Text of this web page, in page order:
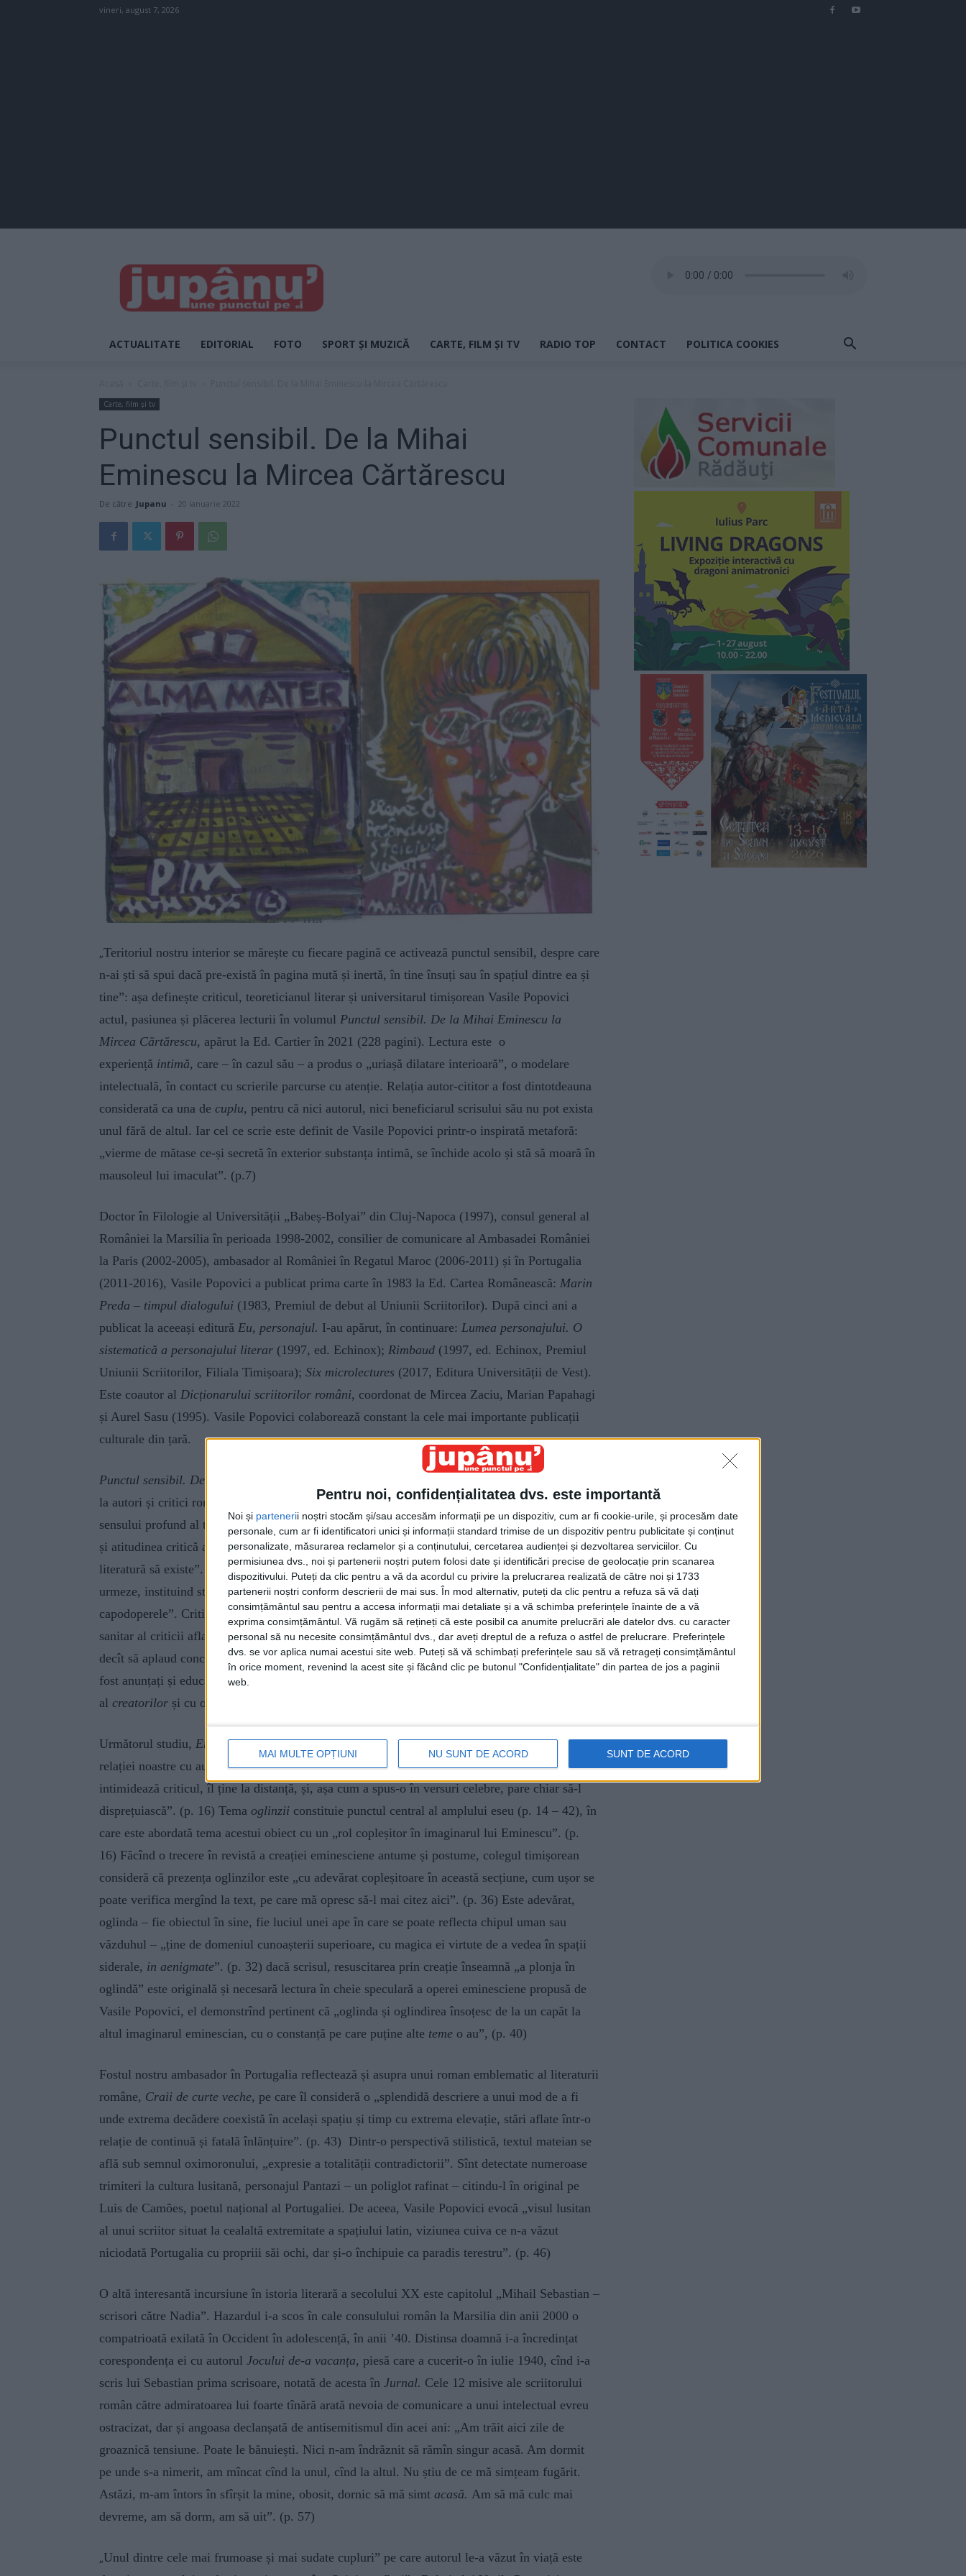
Pentru noi, confidențialitatea dvs. este importantă
Noi și partenerii noștri stocăm și/sau accesăm informații pe un dispozitiv, cum ar fi cookie-urile, și procesăm date
personale, cum ar fi identificatori unici și informații standard trimise de un dispozitiv pentru publicitate și conținut
personalizate, măsurarea reclamelor și a conținutului, cercetarea audienței și dezvoltarea serviciilor. Cu
permisiunea dvs., noi și partenerii noștri putem folosi date și identificări precise de geolocație prin scanarea
dispozitivului. Puteți da clic pentru a vă da acordul cu privire la prelucrarea realizată de către noi și 1733
partenerii noștri conform descrierii de mai sus. În mod alternativ, puteți da clic pentru a refuza să vă dați
consimțământul sau pentru a accesa informații mai detaliate și a vă schimba preferințele înainte de a vă
exprima consimțământul. Vă rugăm să rețineți că este posibil ca anumite prelucrări ale datelor dvs. cu caracter
personal să nu necesite consimțământul dvs., dar aveți dreptul de a refuza o astfel de prelucrare. Preferințele
dvs. se vor aplica numai acestui site web. Puteți să vă schimbați preferințele sau să vă retrageți consimțământul
în orice moment, revenind la acest site și făcând clic pe butonul "Confidențialitate" din partea de jos a paginii
web.
MAI MULTE OPȚIUNI NU SUNT DE ACORD SUNT DE ACORD
vineri, august 7, 2026
JUPÂNU'
ACTUALITATE EDITORIAL FOTO SPORT ȘI MUZICĂ CARTE, FILM ȘI TV RADIO TOP CONTACT POLITICA COOKIES
Carte, film și tv
Punctul sensibil. De la Mihai
Eminescu la Mircea Cărtărescu
De către Jupanu - 20 ianuarie 2022
„Teritoriul nostru interior se mărește cu fiecare pagină ce activează punctul sensibil, despre care
n-ai ști să spui dacă pre-există în pagina mută și inertă, în tine însuți sau în spațiul dintre ea și
tine”: așa definește criticul, teoreticianul literar și universitarul timișorean Vasile Popovici
actul, pasiunea și plăcerea lecturii în volumul Punctul sensibil. De la Mihai Eminescu la
Mircea Cărtărescu, apărut la Ed. Cartier în 2021 (228 pagini). Lectura este o
experiență intimă, care – în cazul său – a produs o „uriașă dilatare interioară”, o modelare
intelectuală, în contact cu scrierile parcurse cu atenție. Relația autor-cititor a fost dintotdeauna
considerată ca una de cuplu, pentru că nici autorul, nici beneficiarul scrisului său nu pot exista
unul fără de altul. Iar cel ce scrie este definit de Vasile Popovici printr-o inspirată metaforă:
„vierme de mătase ce-și secretă în exterior substanța intimă, se închide acolo și stă să moară în
mausoleul lui imaculat”. (p.7)
Doctor în Filologie al Universității „Babeș-Bolyai” din Cluj-Napoca (1997), consul general al
României la Marsilia în perioada 1998-2002, consilier de comunicare al Ambasadei României
la Paris (2002-2005), ambasador al României în Regatul Maroc (2006-2011) și în Portugalia
(2011-2016), Vasile Popovici a publicat prima carte în 1983 la Ed. Cartea Românească: Marin
Preda – timpul dialogului (1983, Premiul de debut al Uniunii Scriitorilor). După cinci ani a
publicat la aceeași editură Eu, personajul. I-au apărut, în continuare: Lumea personajului. O
sistematică a personajului literar (1997, ed. Echinox); Rimbaud (1997, ed. Echinox, Premiul
Uniunii Scriitorilor, Filiala Timișoara); Six microlectures (2017, Editura Universității de Vest).
Este coautor al Dicționarului scriitorilor români, coordonat de Mircea Zaciu, Marian Papahagi
și Aurel Sasu (1995). Vasile Popovici colaborează constant la cele mai importante publicații
culturale din țară.
Punctul sensibil. De la Mihai Eminescu la Mircea Cărtărescu
la autori și critici români din diferite epoci, într-o interpretare personală. Este o căutare a
sensului profund al textelor parcurse. Astfel,
Maiorescu, înaintemergătorul, analizează acțiunea
și atitudinea critică a celui ce „a introdus exercițiul critic în cultura noastră înainte ca marea
literatură să existe”. (p. 8) Spiritul critic maiorescian a pregătit terenul literaturii ce avea să
urmeze, instituind standarde înalte după care marii clasici „au prins a-și publica una după alta
capodoperele”. Criticul timișorean subliniază pertinent încrederea lui Maiorescu în „efectul
sanitar al criticii aflate în plin marș” (p. 11), definindu-i discursul drept unulprofetic.Nu pot
decît să aplaud concluzia acestui eseu: „Opera lui s-a topit în mare parte în opera celor care au
fost anunțați și educați de el, fiindcă spiritul său critic s-a aliat invizibil cu spiritul critic
al creatorilor și cu opera lor, într-o continuitate pînă azi neîntreruptă”. (p. 13)
Următorul studiu, Eminescu, imersiunea în oglindă,aduce un punct de vedere nou asupra
relației noastre cu autorulLuceafărului,care e una „complicată”, pentru că „Eminescu își
intimidează criticul, îl ține la distanță, și, așa cum a spus-o în versuri celebre, pare chiar să-l
disprețuiască”. (p. 16) Tema oglinzii constituie punctul central al amplului eseu (p. 14 – 42), în
care este abordată tema acestui obiect cu un „rol copleșitor în imaginarul lui Eminescu”. (p.
16) Făcînd o trecere în revistă a creației eminesciene antume și postume, colegul timișorean
consideră că prezența oglinzilor este „cu adevărat copleșitoare în această secțiune, cum ușor se
poate verifica mergînd la text, pe care mă opresc să-l mai citez aici”. (p. 36) Este adevărat,
oglinda – fie obiectul în sine, fie luciul unei ape în care se poate reflecta chipul uman sau
văzduhul – „ține de domeniul cunoașterii superioare, cu magica ei virtute de a vedea în spații
siderale, in aenigmate”. (p. 32) dacă scrisul, resuscitarea prin creație înseamnă „a plonja în
oglindă” este originală și necesară lectura în cheie speculară a operei eminesciene propusă de
Vasile Popovici, el demonstrînd pertinent că „oglinda și oglindirea însoțesc de la un capăt la
altul imaginarul eminescian, cu o constanță pe care puține alte teme o au”, (p. 40)
Fostul nostru ambasador în Portugalia reflectează și asupra unui roman emblematic al literaturii
române, Craii de curte veche, pe care îl consideră o „splendidă descriere a unui mod de a fi
unde extrema decădere coexistă în același spațiu și timp cu extrema elevație, stări aflate într-o
relație de continuă și fatală înlănțuire”. (p. 43) Dintr-o perspectivă stilistică, textul mateian se
află sub semnul oximoronului, „expresie a totalității contradictorii”. Sînt detectate numeroase
trimiteri la cultura lusitană, personajul Pantazi – un poliglot rafinat – citindu-l în original pe
Luis de Camões, poetul național al Portugaliei. De aceea, Vasile Popovici evocă „visul lusitan
al unui scriitor situat la cealaltă extremitate a spațiului latin, viziunea cuiva ce n-a văzut
niciodată Portugalia cu propriii săi ochi, dar și-o închipuie ca paradis terestru”. (p. 46)
O altă interesantă incursiune în istoria literară a secolului XX este capitolul „Mihail Sebastian –
scrisori către Nadia”. Hazardul i-a scos în cale consulului român la Marsilia din anii 2000 o
compatrioată exilată în Occident în adolescență, în anii ’40. Distinsa doamnă i-a încredințat
corespondența ei cu autorul Jocului de-a vacanța, piesă care a cucerit-o în iulie 1940, cînd i-a
scris lui Sebastian prima scrisoare, notată de acesta în Jurnal. Cele 12 misive ale scriitorului
român către admiratoarea lui foarte tînără arată nevoia de comunicare a unui intelectual evreu
ostracizat, dar și angoasa declanșată de antisemitismul din acei ani: „Am trăit aici zile de
groaznică tensiune. Poate le bănuiești. Nici n-am îndrăznit să rămîn singur acasă. Am dormit
pe unde s-a nimerit, am mîncat cînd la unul, cînd la altul. Nu știu de ce mă simțeam fugărit.
Astăzi, m-am întors în sfîrșit la mine, obosit, dornic să mă simt acasă. Am să mă culc mai
devreme, am să dorm, am să uit”. (p. 57)
„Unul dintre cele mai frumoase și mai sudate cupluri” pe care autorul le-a văzut în viață este